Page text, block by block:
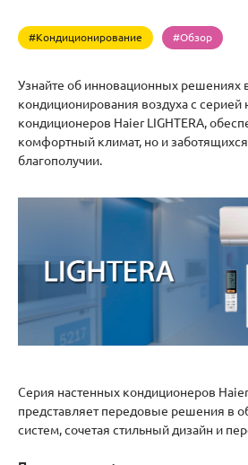
#Кондиционирование #Обзор
Узнайте об инновационных решениях
кондиционирования воздуха с серией
кондиционеров Haier LIGHTERA,
комфортный климат, но и
благополучии.
Серия настенных кондиционеров Haier
представляет передовые решения в
систем, сочетая стильный дизайн и